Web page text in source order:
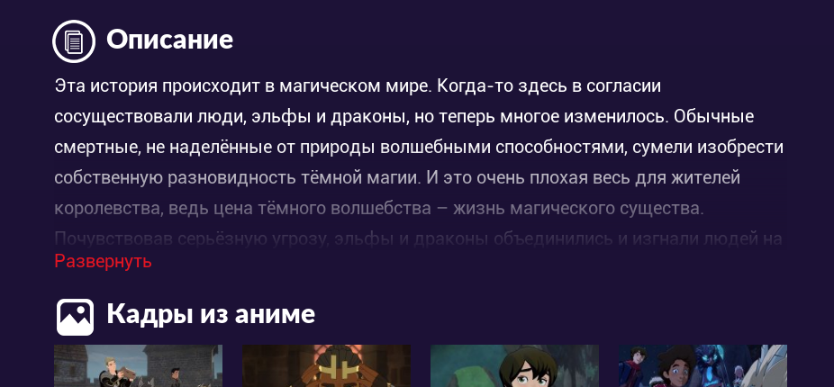
Описание
Эта история происходит в магическом мире. Когда-то здесь в согласии
сосуществовали люди, эльфы и драконы, но теперь многое изменилось. Обычные
смертные, не наделённые от природы волшебными способностями, сумели изобрести
собственную разновидность тёмной магии. И это очень плохая весь для жителей
королевства, ведь цена тёмного волшебства – жизнь магического существа.
Почувствовав серьёзную угрозу, эльфы и драконы объединились и изгнали людей на
другую часть континента и теперь им запрещено возвращаться на Восток. Тысячу
лет жители магических королевств находились под защитой могущественного
дракона по имени Гром. Однако совсем недавно людям удалось убить его, используя
злые чары. Надвигается страшная война.
Развернуть
Кадры из аниме